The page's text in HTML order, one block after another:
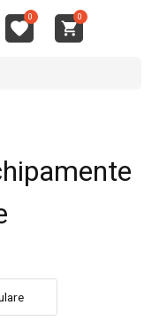
0 0